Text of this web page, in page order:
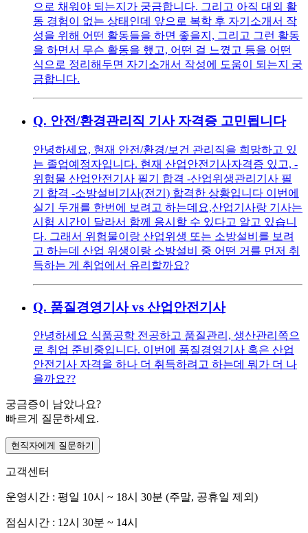
으로 채워야 되는지가 궁금합니다. 그리고 아직 대외 활
동 경험이 없는 상태인데 앞으로 복학 후 자기소개서 작
성을 위해 어떤 활동들을 하면 좋을지, 그리고 그런 활동
을 하면서 무슨 활동을 했고, 어떤 걸 느꼈고 등을 어떤
식으로 정리해두면 자기소개서 작성에 도움이 되는지 궁
금합니다.
Q. 안전/환경관리직 기사 자격증 고민됩니다
안녕하세요, 현재 안전/환경/보건 관리직을 희망하고 있
는 졸업예정자입니다. 현재 산업안전기사자격증 있고, -
위험물 산업안전기사 필기 합격 -산업위생관리기사 필
기 합격 -소방설비기사(전기) 합격한 상황입니다 이번에
실기 두개를 한번에 보려고 하는데요,산업기사랑 기사는
시험 시간이 달라서 함께 응시할 수 있다고 알고 있습니
다. 그래서 위험물이랑 산업위생 또는 소방설비를 보려
고 하는데 산업 위생이랑 소방설비 중 어떤 거를 먼저 취
득하는 게 취업에서 유리할까요?
Q. 품질경영기사 vs 산업안전기사
안녕하세요 식품공학 전공하고 품질관리, 생산관리쪽으
로 취업 준비중입니다. 이번에 품질경영기사 혹은 산업
안전기사 자격을 하나 더 취득하려고 하는데 뭐가 더 나
을까요??
궁금증이 남았나요?
빠르게 질문하세요.
현직자에게 질문하기
고객센터
운영시간 : 평일 10시 ~ 18시 30분 (주말, 공휴일 제외)
점심시간 : 12시 30분 ~ 14시